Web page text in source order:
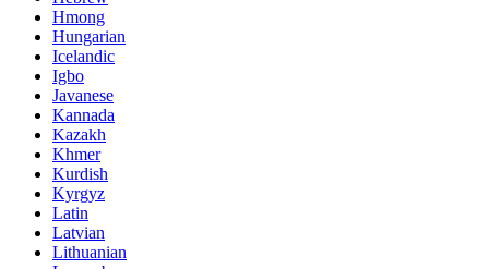
Hmong
Hungarian
Icelandic
Igbo
Javanese
Kannada
Kazakh
Khmer
Kurdish
Kyrgyz
Latin
Latvian
Lithuanian